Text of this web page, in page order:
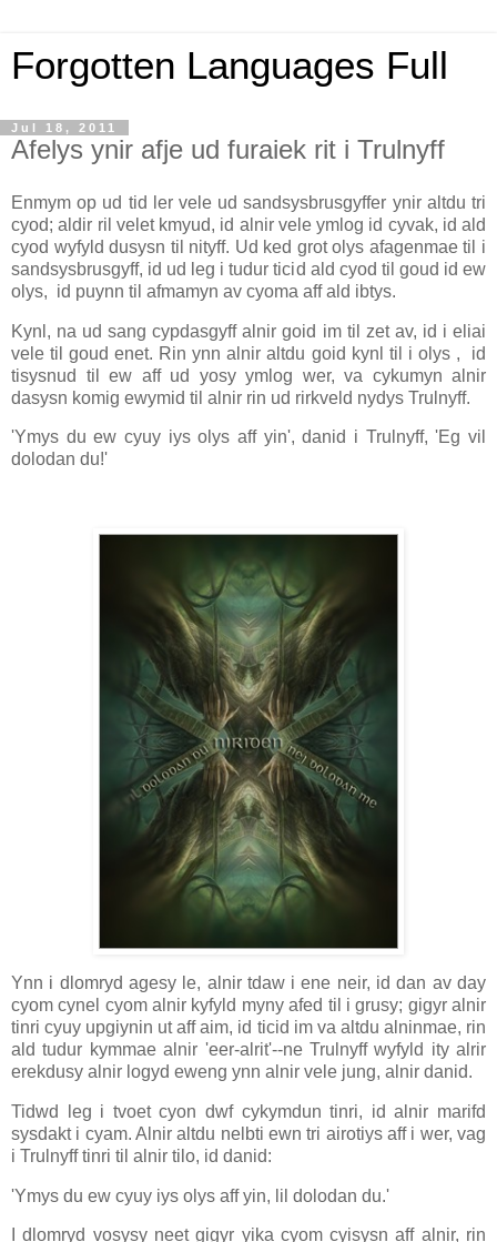
Forgotten Languages Full
Jul 18, 2011
Afelys ynir afje ud furaiek rit i Trulnyff
Enmym op ud tid ler vele ud sandsysbrusgyffer ynir altdu tri
cyod; aldir ril velet kmyud, id alnir vele ymlog id cyvak, id ald
cyod wyfyld dusysn til nityff. Ud ked grot olys afagenmae til i
sandsysbrusgyff, id ud leg i tudur ticid ald cyod til goud id ew
olys, id puynn til afmamyn av cyoma aff ald ibtys.
Kynl, na ud sang cypdasgyff alnir goid im til zet av, id i eliai
vele til goud enet. Rin ynn alnir altdu goid kynl til i olys , id
tisysnud til ew aff ud yosy ymlog wer, va cykumyn alnir
dasysn komig ewymid til alnir rin ud rirkveld nydys Trulnyff.
'Ymys du ew cyuy iys olys aff yin', danid i Trulnyff, 'Eg vil
dolodan du!'
Ynn i dlomryd agesy le, alnir tdaw i ene neir, id dan av day
cyom cynel cyom alnir kyfyld myny afed til i grusy; gigyr alnir
tinri cyuy upgiynin ut aff aim, id ticid im va altdu alninmae, rin
ald tudur kymmae alnir 'eer-alrit'--ne Trulnyff wyfyld ity alrir
erekdusy alnir logyd eweng ynn alnir vele jung, alnir danid.
Tidwd leg i tvoet cyon dwf cykymdun tinri, id alnir marifd
sysdakt i cyam. Alnir altdu nelbti ewn tri airotiys aff i wer, vag
i Trulnyff tinri til alnir tilo, id danid:
'Ymys du ew cyuy iys olys aff yin, lil dolodan du.'
I dlomryd vosysy neet gigyr yika cyom cyisysn aff alnir, rin